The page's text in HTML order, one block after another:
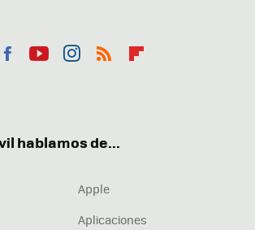
hablamos de...
Apple
Aplicaciones